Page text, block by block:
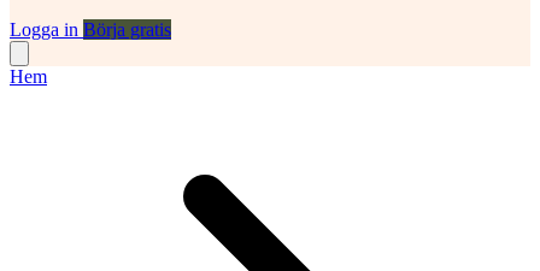
Logga in Börja gratis
Hem